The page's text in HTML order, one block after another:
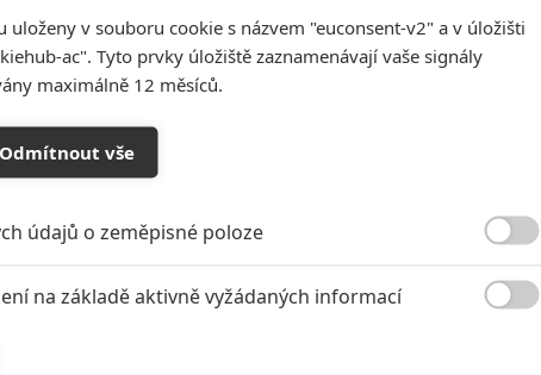
433
Děti krve a
akční
ČLÁNEK |
Spider-
máme
Velké
maximálně
uloženy v souboru cookie s názvem "euconsent-v2" a v úložišti
ac". Tyto prvky úložiště zaznamenávají vaše signály
maximálně 12 měsíců.
Odmítnout vše
údajů o zeměpisné poloze
na základě aktivně vyžádaných informací
k informacím v zařízení